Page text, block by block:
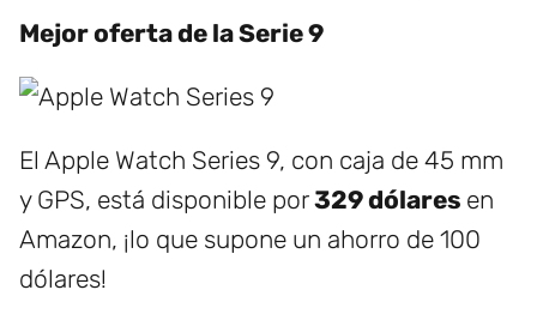
Mejor oferta de la Serie 9
El Apple Watch Series 9, con caja de 45 mm
y GPS, está disponible por329 dólares en
Amazon, ¡lo que supone un ahorro de 100
dólares!